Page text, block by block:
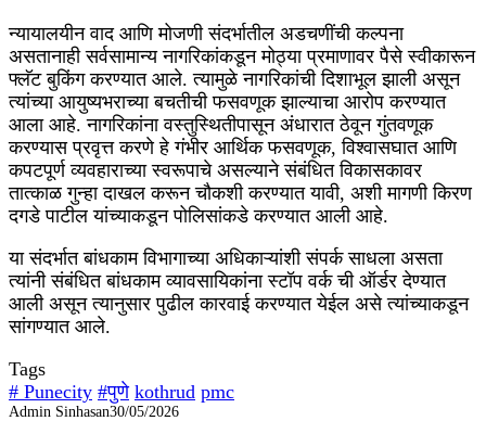
न्यायालयीन वाद आणि मोजणी संदर्भातील अडचणींची कल्पना
असतानाही सर्वसामान्य नागरिकांकडून मोठ्या प्रमाणावर पैसे स्वीकारून
फ्लॅट बुकिंग करण्यात आले. त्यामुळे नागरिकांची दिशाभूल झाली असून
त्यांच्या आयुष्यभराच्या बचतीची फसवणूक झाल्याचा आरोप करण्यात
आला आहे. नागरिकांना वस्तुस्थितीपासून अंधारात ठेवून गुंतवणूक
करण्यास प्रवृत्त करणे हे गंभीर आर्थिक फसवणूक, विश्वासघात आणि
कपटपूर्ण व्यवहाराच्या स्वरूपाचे असल्याने संबंधित विकासकावर
तात्काळ गुन्हा दाखल करून चौकशी करण्यात यावी, अशी मागणी किरण
दगडे पाटील यांच्याकडून पोलिसांकडे करण्यात आली आहे.
या संदर्भात बांधकाम विभागाच्या अधिकाऱ्यांशी संपर्क साधला असता
त्यांनी संबंधित बांधकाम व्यावसायिकांना स्टॉप वर्क ची ऑर्डर देण्यात
आली असून त्यानुसार पुढील कारवाई करण्यात येईल असे त्यांच्याकडून
सांगण्यात आले.
Tags
# Punecity #पुणे kothrud pmc
Admin Sinhasan30/05/2026